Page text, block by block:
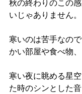
秋の終わりのこの
いじゃありません。
寒いのは苦手なの
かい部屋や食べ物、
寒い夜に眺める星
た時のシンとした音